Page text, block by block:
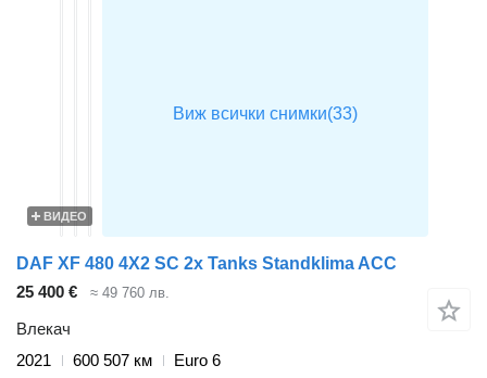
ВИДЕО
DAF XF 480 4X2 SC 2x Tanks Standklima ACC
25 400 €
≈ 49 760 лв.
Влекач
2021
600 507 км
Euro 6